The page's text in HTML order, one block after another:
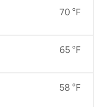
70 °F
65 °F
58 °F